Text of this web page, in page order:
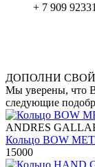
+ 7 909
ДОПОЛНИ СВОЙ
Мы уверены, что
следующие
ANDRES
Кольцо BOW
15000